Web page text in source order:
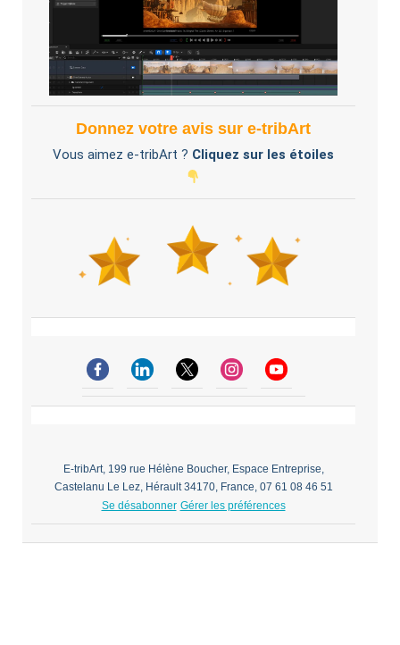
Donnez votre avis sur e-tribArt
Vous aimez e-tribArt ? Cliquez sur les étoiles
E-tribArt, 199 rue Hélène Boucher, Espace Entreprise,
Castelanu Le Lez, Hérault 34170, France, 07 61 08 46 51
Se désabonner Gérer les préférences